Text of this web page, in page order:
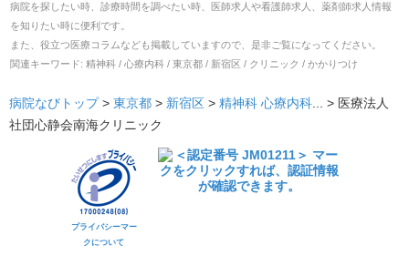
病院を探したい時、診療時間を調べたい時、医師求人や看護師求人、薬剤師求人情報
を知りたい時に便利です。
また、役立つ医療コラムなども掲載していますので、是非ご覧になってください。
関連キーワード: 精神科 / 心療内科 / 東京都 / 新宿区 / クリニック / かかりつけ
病院なびトップ > 東京都 > 新宿区 > 精神科 心療内科 ... > 医療法人
社団心静会南海クリニック
プライバシーマー
クについて